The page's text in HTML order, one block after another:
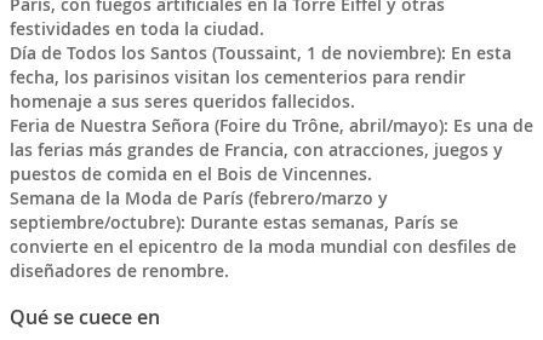
París, con fuegos artificiales en la Torre Eiffel y otras
festividades en toda la ciudad.
Día de Todos los Santos (Toussaint, 1 de noviembre): En esta
fecha, los parisinos visitan los cementerios para rendir
homenaje a sus seres queridos fallecidos.
Feria de Nuestra Señora (Foire du Trône, abril/mayo): Es una de
las ferias más grandes de Francia, con atracciones, juegos y
puestos de comida en el Bois de Vincennes.
Semana de la Moda de París (febrero/marzo y
septiembre/octubre): Durante estas semanas, París se
convierte en el epicentro de la moda mundial con desfiles de
diseñadores de renombre.
Qué se cuece en